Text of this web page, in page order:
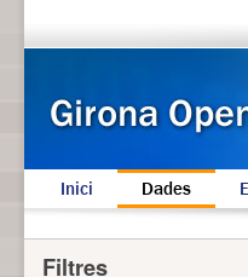
Inici Dades
Filtres